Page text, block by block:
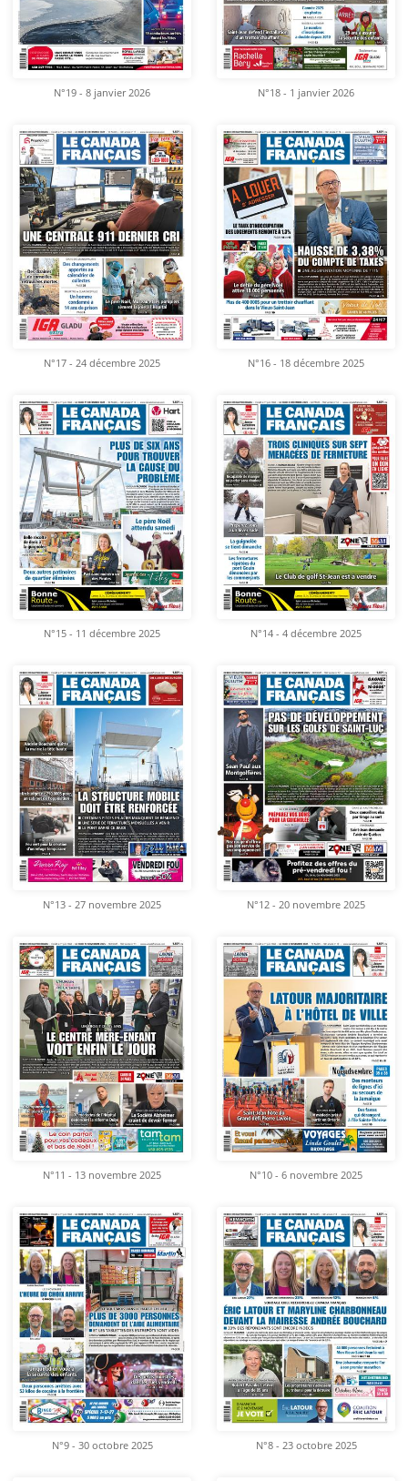
N°19 - 8 janvier 2026 N°18 - 1 janvier 2026
N°17 - 24 décembre 2025 N°16 - 18 décembre 2025
N°15 - 11 décembre 2025 N°14 - 4 décembre 2025
N°13 - 27 novembre 2025 N°12 - 20 novembre 2025
N°11 - 13 novembre 2025 N°10 - 6 novembre 2025
N°9 - 30 octobre 2025 N°8 - 23 octobre 2025